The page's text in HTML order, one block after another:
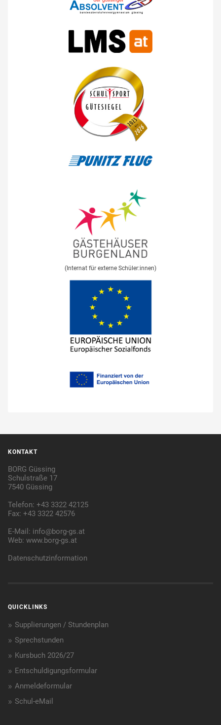
(Internat für externe Schüler:innen)
KONTAKT
BORG Güssing
Schulstraße 17
7540 Güssing
Telefon: +43 3322 42125
Fax: +43 3322 42576
E-Mail: info@borg-gs.at
Web:www.borg-gs.at
Datenschutzinformation
QUICKLINKS
Supplierungen / Stundenplan
Sprechstunden
Kursbuch 2026/27
Entschuldigungsformular
Anmeldeformular
Schul-eMail